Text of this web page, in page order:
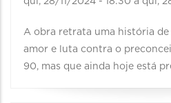
A obra retrata uma história de
amor e luta contra o
90, mas que ainda hoje está